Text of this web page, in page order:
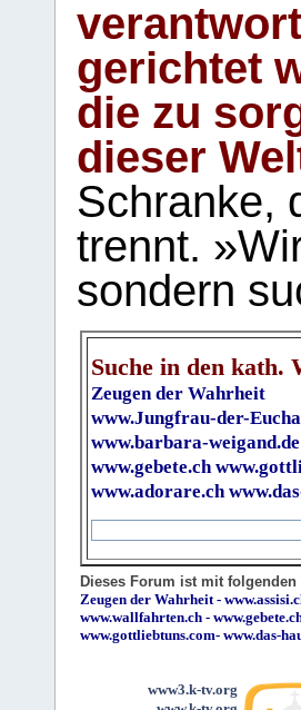
gerichtet
die zu
dieser
Schranke,
trennt.
sondern
Suche in den kath.
Zeugen der Wahrheit
www.Jungfrau-der-
www.barbara-weigand.de
www.gebete.ch
www.adorare.ch
Dieses Forum ist mit
Zeugen der Wahrheit -
www.wallfahrten.ch -
www.gottliebtuns.com- www.das-
www3.k-tv.org